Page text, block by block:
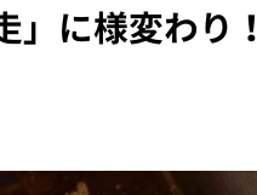
に様変わり！